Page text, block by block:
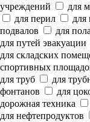
учреждений
для
для перил
для
подвалов
для пола
для путей эвакуации
для складских
спортивных
для труб
для
фонтанов
для
дорожная техника
для нефтепродуктов